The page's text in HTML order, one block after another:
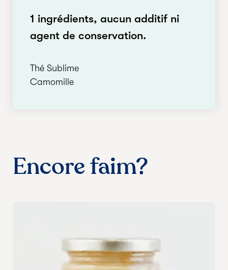
1 ingrédients, aucun additif ni
agent de conservation.
Thé Sublime
Camomille
Encore faim?